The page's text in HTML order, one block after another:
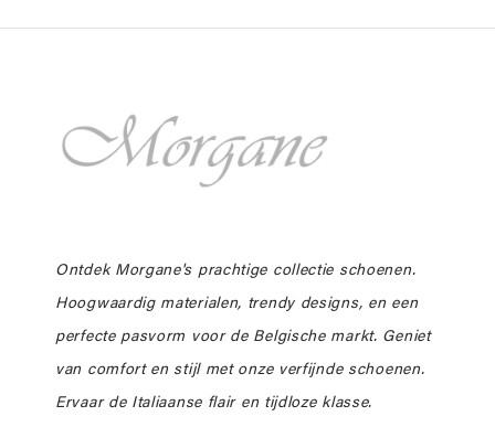
Ontdek Morgane's prachtige collectie schoenen.
Hoogwaardig materialen, trendy designs, en een
perfecte pasvorm voor de Belgische markt. Geniet
van comfort en stijl met onze verfijnde schoenen.
Ervaar de Italiaanse flair en tijdloze klasse.